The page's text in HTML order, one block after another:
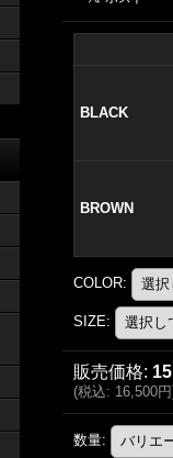
BLACK
BROWN
COLOR:
SIZE:
販売価格:
(税込: 16,500円
数量: